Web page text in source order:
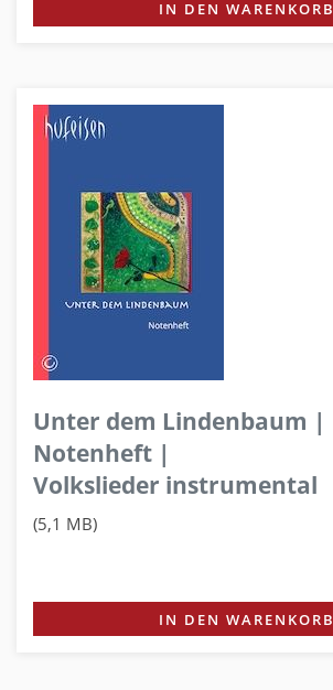
IN DEN WARENKORB
Unter dem Lindenbaum |
Notenheft |
Volkslieder instrumental
(5,1 MB)
IN DEN WARENKORB